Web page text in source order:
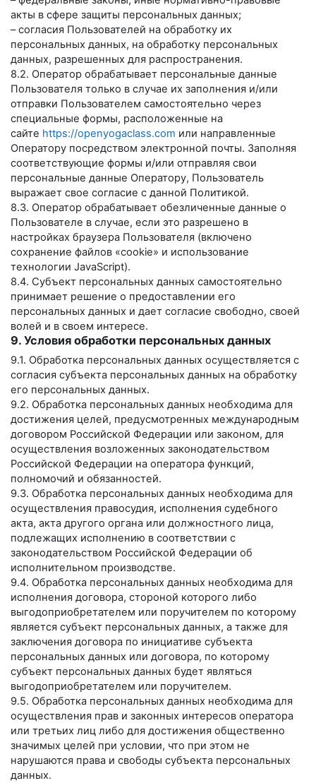
акты в сфере защиты персональных данных;
– согласия Пользователей на обработку их
персональных данных, на обработку персональных
данных, разрешенных для распространения.
8.2. Оператор обрабатывает персональные данные
Пользователя только в случае их заполнения и/или
отправки Пользователем самостоятельно через
специальные формы, расположенные на
сайте https://openyogaclass.com или направленные
Оператору посредством электронной почты. Заполняя
соответствующие формы и/или отправляя свои
персональные данные Оператору, Пользователь
выражает свое согласие с данной Политикой.
8.3. Оператор обрабатывает обезличенные данные о
Пользователе в случае, если это разрешено в
настройках браузера Пользователя (включено
сохранение файлов «cookie» и использование
технологии JavaScript).
8.4. Субъект персональных данных самостоятельно
принимает решение о предоставлении его
персональных данных и дает согласие свободно, своей
волей и в своем интересе.
9. Условия обработки персональных данных
9.1. Обработка персональных данных осуществляется с
согласия субъекта персональных данных на обработку
его персональных данных.
9.2. Обработка персональных данных необходима для
достижения целей, предусмотренных международным
договором Российской Федерации или законом, для
осуществления возложенных законодательством
Российской Федерации на оператора функций,
полномочий и обязанностей.
9.3. Обработка персональных данных необходима для
осуществления правосудия, исполнения судебного
акта, акта другого органа или должностного лица,
подлежащих исполнению в соответствии с
законодательством Российской Федерации об
исполнительном производстве.
9.4. Обработка персональных данных необходима для
исполнения договора, стороной которого либо
выгодоприобретателем или поручителем по которому
является субъект персональных данных, а также для
заключения договора по инициативе субъекта
персональных данных или договора, по которому
субъект персональных данных будет являться
выгодоприобретателем или поручителем.
9.5. Обработка персональных данных необходима для
осуществления прав и законных интересов оператора
или третьих лиц либо для достижения общественно
значимых целей при условии, что при этом не
нарушаются права и свободы субъекта персональных
данных.